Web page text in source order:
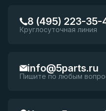
8 (495) 223-35-
Круглосуточная линия
info@5parts.ru
Пишите по любым